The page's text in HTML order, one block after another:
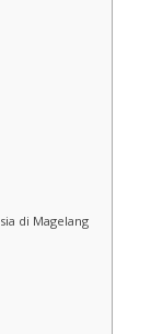
di Magelang